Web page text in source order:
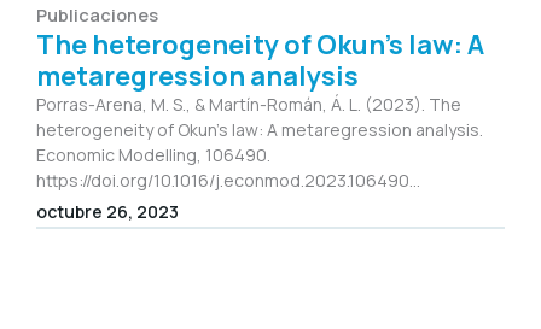
Publicaciones
The heterogeneity of Okun’s law: A
metaregression analysis
Porras-Arena, M. S., & Martín-Román, Á. L. (2023). The
heterogeneity of Okun’s law: A metaregression analysis.
Economic Modelling, 106490.
https://doi.org/10.1016/j.econmod.2023.106490...
octubre 26, 2023